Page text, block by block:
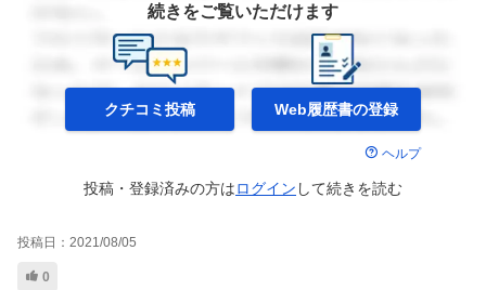
続きをご覧いただけます
クチコミ投稿 Web履歴書の登録
ヘルプ
投稿・登録済みの方はログイン して続きを読む
投稿日： 2021/08/05
0